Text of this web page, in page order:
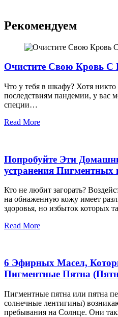
Рекомендуем
Очистите Свою Кровь
Что у тебя в шкафу? Хотя
последствиям пандемии, у вас
специи…
Read More
Попробуйте Эти
устранения Пигментных
Кто не любит загорать?
на обнаженную кожу имеет
здоровья, но избыток которых
Read More
6 Эфирных Масел,
Пигментные Пятна
Пигментные пятна или пятна
солнечные лентигины)
пребывания на Солнце. Они